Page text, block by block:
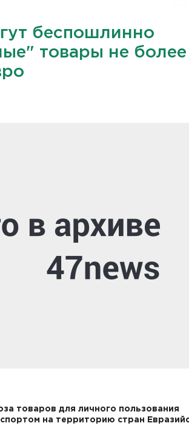
беспошлинно
товары не более
товаров для личного пользования
на территорию стран